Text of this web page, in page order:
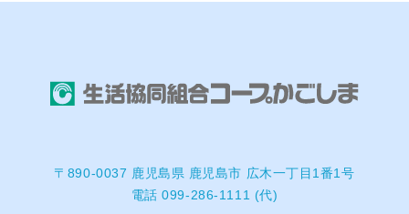
〒890-0037 鹿児島県 鹿児島市 広木一丁目1番1号
電話 099-286-1111 (代)